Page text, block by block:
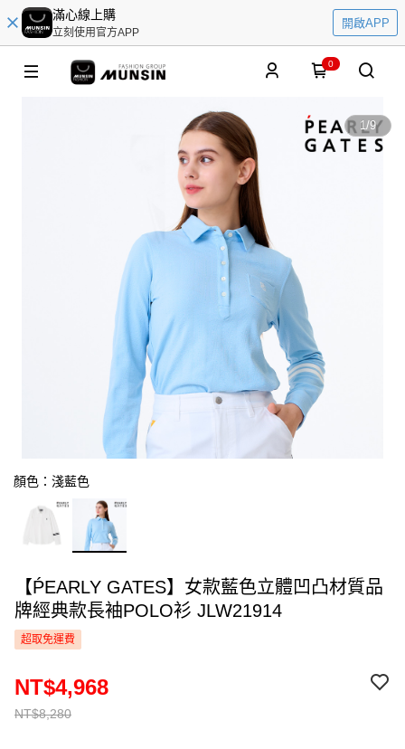
滿心線上購
立刻使用官方APP
開啟APP
0
1/9
顏色：淺藍色
【ṔEARLY GATES】女款藍色立體凹凸材質品
牌經典款長袖POLO衫 JLW21914
超取免運費
NT$8,280
NT$4,968